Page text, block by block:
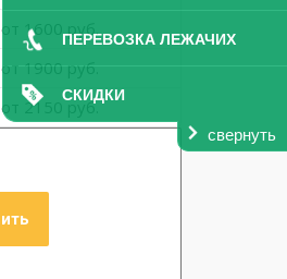
ПЕРЕВОЗКА ЛЕЖАЧИХ
СКИДКИ
свернуть
от 1600 руб.
от 1900 руб.
от 2150 руб.